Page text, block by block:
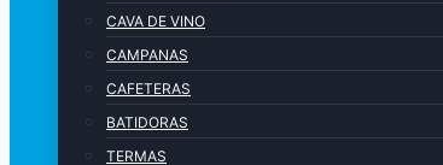
CAVA DE VINO
CAMPANAS
CAFETERAS
BATIDORAS
TERMAS